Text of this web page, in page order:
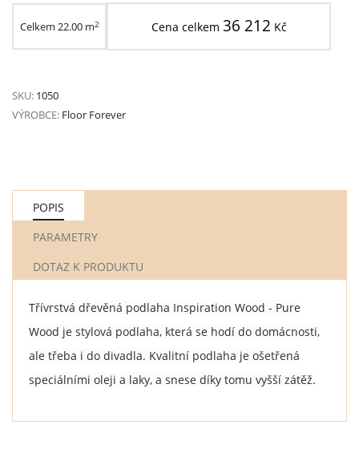
Celkem 22.00m2 Cena celkem 36 212 Kč
SKU: 1050
VÝROBCE: Floor Forever
POPIS
PARAMETRY
DOTAZ K PRODUKTU
Třívrstvá dřevěná podlaha Inspiration Wood - Pure
Wood je stylová podlaha, která se hodí do domácnosti,
ale třeba i do divadla. Kvalitní podlaha je ošetřená
speciálními oleji a laky, a snese díky tomu vyšší zátěž.